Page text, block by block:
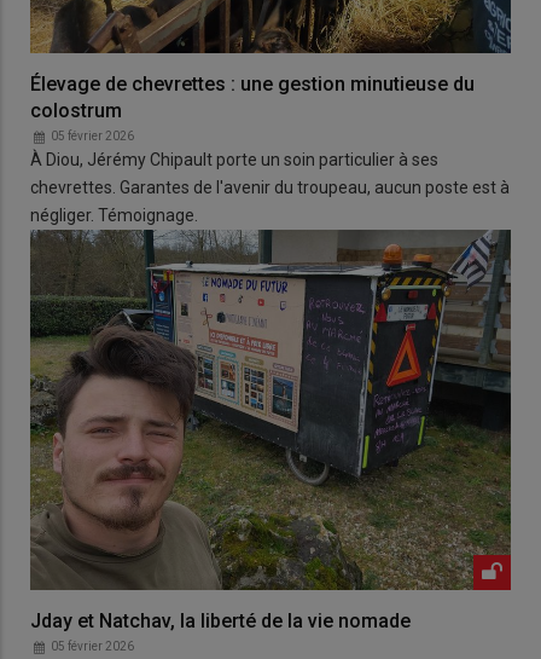
Élevage de chevrettes : une gestion minutieuse du
colostrum
05 février 2026
À Diou, Jérémy Chipault porte un soin particulier à ses
chevrettes. Garantes de l'avenir du troupeau, aucun poste est à
négliger. Témoignage.
Jday et Natchav, la liberté de la vie nomade
05 février 2026